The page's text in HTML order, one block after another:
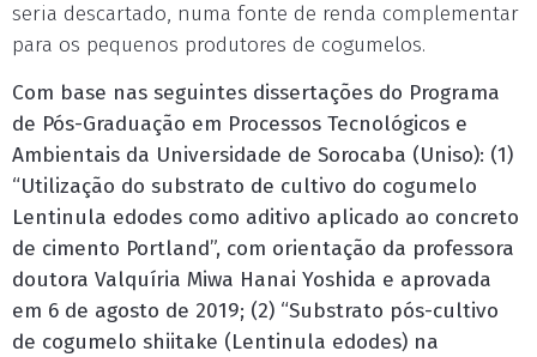
seria descartado, numa fonte de renda complementar
para os pequenos produtores de cogumelos.
Com base nas seguintes dissertações do Programa
de Pós-Graduação em Processos Tecnológicos e
Ambientais da Universidade de Sorocaba (Uniso): (1)
“Utilização do substrato de cultivo do cogumelo
Lentinula edodes como aditivo aplicado ao concreto
de cimento Portland”, com orientação da professora
doutora Valquíria Miwa Hanai Yoshida e aprovada
em 6 de agosto de 2019; (2) “Substrato pós-cultivo
de cogumelo shiitake (Lentinula edodes) na